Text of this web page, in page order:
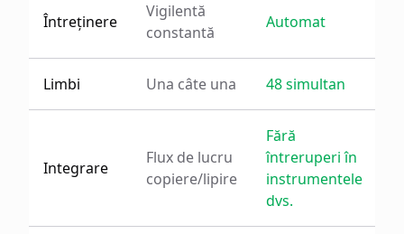
Întreținere
Vigilentă
constantă
Automat
Limbi Una câte una 48 simultan
Integrare
Flux de lucru
copiere/lipire
Fără
întreruperi în
instrumentele
dvs.